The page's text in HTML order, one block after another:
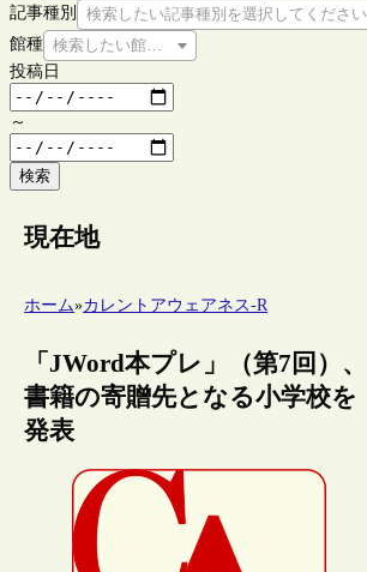
記事種別
検索したい記事種別を選択してください
館種 検索したい館種を選択してください
投稿日
～
検索
現在地
ホーム»カレントアウェアネス-R
「JWord本プレ」（第7回）、
書籍の寄贈先となる小学校を
発表